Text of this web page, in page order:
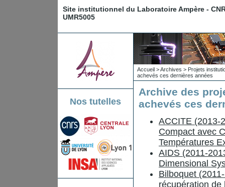
Site institutionnel du Laboratoire Ampère -
UMR5005
Nos tutelles
Accueil >Archives > Projets
achevés ces dernières années
Archive des
achevés ces
ACCITE (2013-
Compact avec
Températures
AIDS (2011-
Dimensional
Bilboquet
récupération de